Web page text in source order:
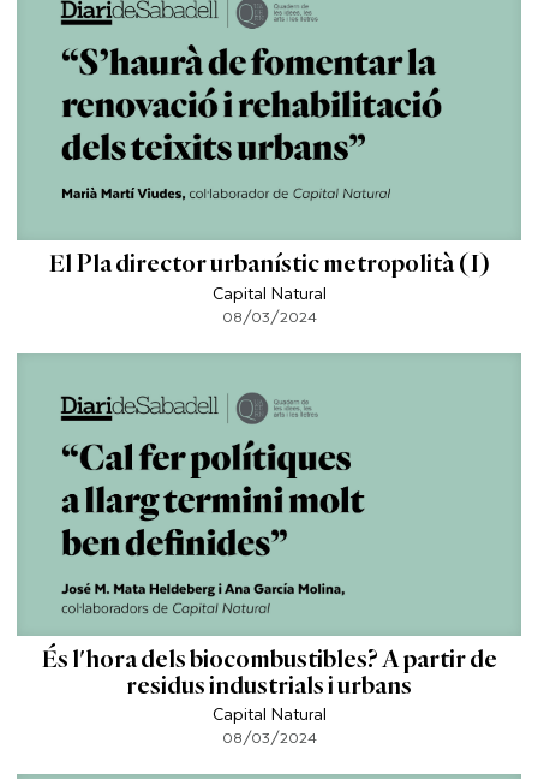
El Pla director urbanístic metropolità (I)
Capital Natural
08/03/2024
És l'hora dels biocombustibles? A partir de
residus industrials i urbans
Capital Natural
08/03/2024